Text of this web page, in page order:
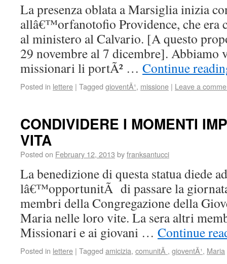
La presenza oblata a Marsiglia inizia
allâ€™orfanotofio Providence, che era
al ministero al Calvario. [A questo
29 novembre al 7 dicembre]. Abbiamo
missionari li portÃ² … Continue
Posted in lettere | Tagged gioventÃ¹, missione | Leave a
CONDIVIDERE I MOMENTI
VITA
Posted on February 12, 2013 byfranksantucci
La benedizione di questa statua diede
lâ€™opportunitÃ di passare la
membri della Congregazione della
Maria nelle loro vite. La sera altri
Missionari e ai giovani … Continue
Posted in lettere | Tagged amicizia, comunitÃ , gioventÃ¹, Maria